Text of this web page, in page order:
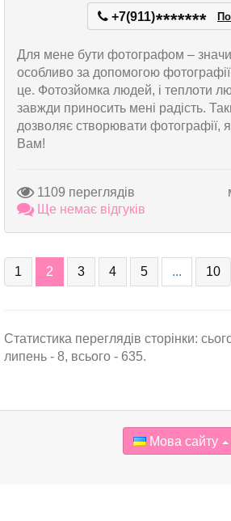
+7(911)*******
Для мене бути фотографом –
особливо за допомогою
це. Фотозйомка людей, і теплоти
завжди приносить мені радість.
дозволяє створювати фотографії,
Вам!
1109 переглядів
Ще немає відгуків
1 2 3 4 5 ... 10
Статистика переглядів сторінки:
липень - 8, всього - 635.
Мова сайту